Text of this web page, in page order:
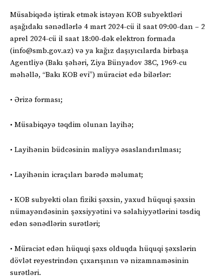
Müsabiqədə iştirak etmək istəyən KOB subyektləri
aşağıdakı sənədlərlə 4 mart 2024-cü il saat 09:00-dan – 2
aprel 2024-cü il saat 18:00-dək elektron formada
(info@smb.gov.az) və ya kağız daşıyıcılarda birbaşa
Agentliyə (Bakı şəhəri, Ziya Bünyadov 38C, 1969-cu
məhəllə, “Bakı KOB evi”) müraciət edə bilərlər:
• Ərizə forması;
• Müsabiqəyə təqdim olunan layihə;
• Layihənin büdcəsinin maliyyə əsaslandırılması;
• Layihənin icraçıları barədə məlumat;
• KOB subyekti olan fiziki şəxsin, yaxud hüquqi şəxsin
nümayəndəsinin şəxsiyyətini və səlahiyyətlərini təsdiq
edən sənədlərin surətləri;
• Müraciət edən hüquqi şəxs olduqda hüquqi şəxslərin
dövlət reyestrindən çıxarışının və nizamnaməsinin
surətləri.